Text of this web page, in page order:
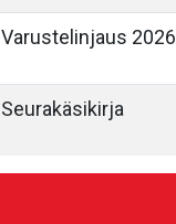
Varustelinjaus 2026
Seurakäsikirja